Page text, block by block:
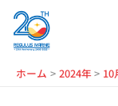
ホーム 2024年 10